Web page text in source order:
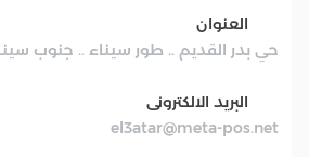
العنوان
حي بدر القديم .. طور سيناء .. جنوب
البريد الالكترونى
el3atar@meta-pos.net